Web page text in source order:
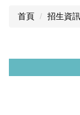
首頁 招生資